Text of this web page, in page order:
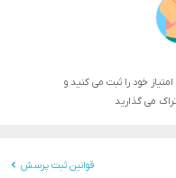
خود را ثبت می کنید و
می گذارید
قوانین ثبت پرسش